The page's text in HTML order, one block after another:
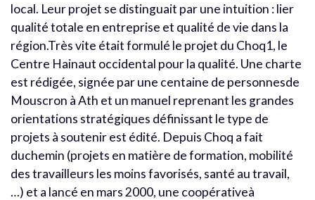
local. Leur projet se distinguait par une intuition : lier
qualité totale en entreprise et qualité de vie dans la
région.Très vite était formulé le projet du Choq1, le
Centre Hainaut occidental pour la qualité. Une charte
est rédigée, signée par une centaine de personnesde
Mouscron à Ath et un manuel reprenant les grandes
orientations stratégiques définissant le type de
projets à soutenir est édité. Depuis Choq a fait
duchemin (projets en matière de formation, mobilité
des travailleurs les moins favorisés, santé au travail,
…) et a lancé en mars 2000, une coopérativeà